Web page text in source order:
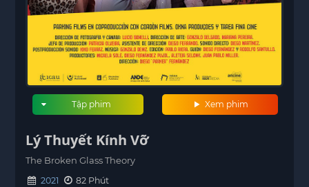
Xem phim
Tập phim
Lý Thuyết Kính Vỡ
The Broken Glass Theory
2021
82 Phút